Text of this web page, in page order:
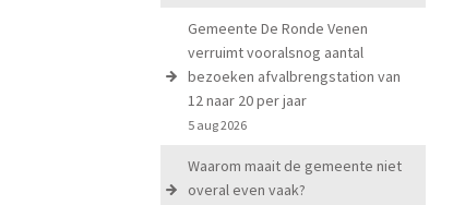
Gemeente De Ronde Venen
verruimt vooralsnog aantal
bezoeken afvalbrengstation van
12 naar 20 per jaar
5 aug 2026
Waarom maait de gemeente niet
overal even vaak?